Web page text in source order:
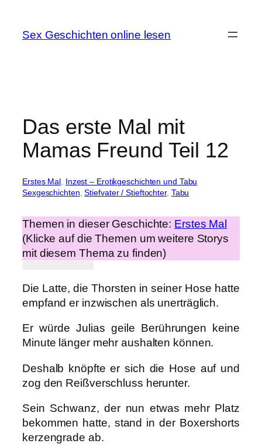
springen
Sex Geschichten online lesen
Das erste Mal mit
Mamas Freund Teil 12
Erstes Mal Inzest – Erotikgeschichten und Tabu
Sexgeschichten , Stiefvater / Stieftochter, Tabu
Themen in dieser Geschichte: Erstes Mal
(Klicke auf die Themen um weitere Storys
mit diesem Thema zu finden)
Die Latte, die Thorsten in seiner Hose hatte
empfand er inzwischen als unerträglich.
Er würde Julias geile Berührungen keine
Minute länger mehr aushalten können.
Deshalb knöpfte er sich die Hose auf und
zog den Reißverschluss herunter.
Sein Schwanz, der nun etwas mehr Platz
bekommen hatte, stand in der Boxershorts
kerzengrade ab.